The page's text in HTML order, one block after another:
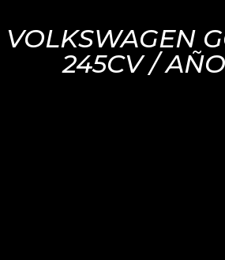
VOLKSWAGEN
245CV /